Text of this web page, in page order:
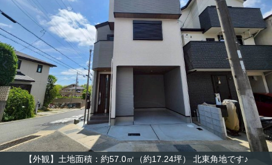
【外観】土地面積：約57.0㎡（約17.24坪） 北東角地です♪